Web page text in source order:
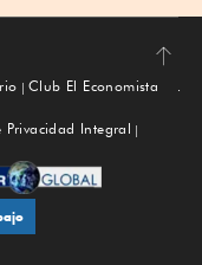
Subir
Club El Economista
Privacidad Integral